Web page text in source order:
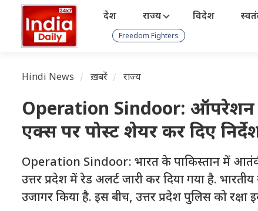
देश राज्य विदेश
Freedom Fighters
Hindi News ख़बरें राज्य
Operation Sindoor: ऑपरेशन
एक्स पर पोस्ट शेयर कर दिए
Operation Sindoor: भारत के पाकिस्तान में
उत्तर प्रदेश में रेड अलर्ट जारी कर दिया गया है.
उजागर किया है. इस बीच, उत्तर प्रदेश पुलिस को